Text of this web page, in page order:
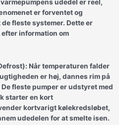
udedel er reel,
er forventet og
fleste systemer. Dette er
information om
Når temperaturen falder
er høj, dannes rim på
fleste pumper er udstyret med
starter en kort
kortvarigt kølekredsløbet,
udedelen for at smelte isen.